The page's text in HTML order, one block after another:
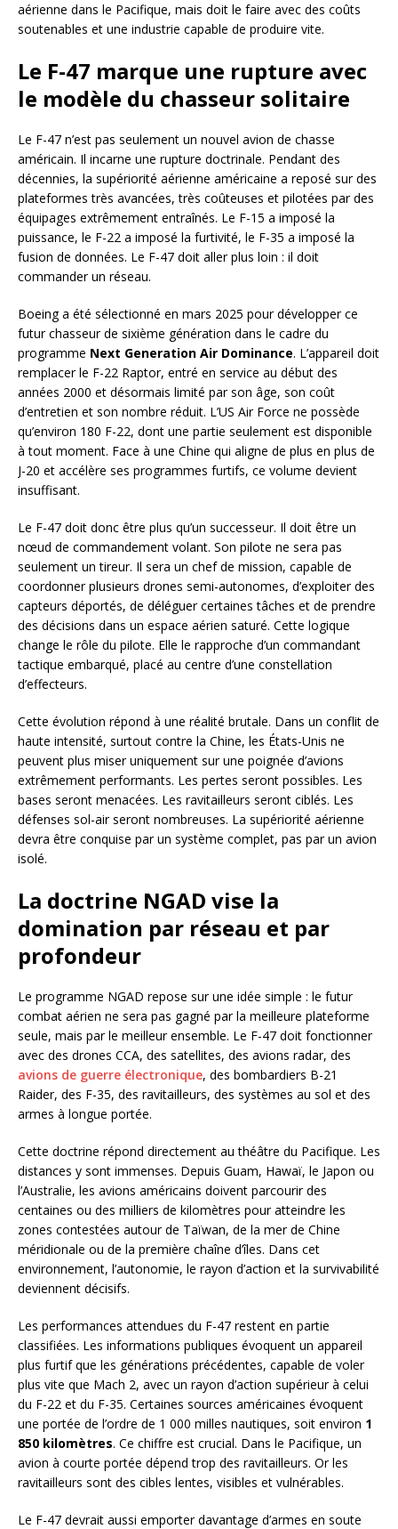
aérienne dans le Pacifique, mais doit le faire avec des coûts
soutenables et une industrie capable de produire vite.
Le F-47 marque une rupture avec
le modèle du chasseur solitaire
Le F-47 n’est pas seulement un nouvel avion de chasse
américain. Il incarne une rupture doctrinale. Pendant des
décennies, la supériorité aérienne américaine a reposé sur des
plateformes très avancées, très coûteuses et pilotées par des
équipages extrêmement entraînés. Le F-15 a imposé la
puissance, le F-22 a imposé la furtivité, le F-35 a imposé la
fusion de données. Le F-47 doit aller plus loin : il doit
commander un réseau.
Boeing a été sélectionné en mars 2025 pour développer ce
futur chasseur de sixième génération dans le cadre du
programme Next Generation Air Dominance. L’appareil doit
remplacer le F-22 Raptor, entré en service au début des
années 2000 et désormais limité par son âge, son coût
d’entretien et son nombre réduit. L’US Air Force ne possède
qu’environ 180 F-22, dont une partie seulement est disponible
à tout moment. Face à une Chine qui aligne de plus en plus de
J-20 et accélère ses programmes furtifs, ce volume devient
insuffisant.
Le F-47 doit donc être plus qu’un successeur. Il doit être un
nœud de commandement volant. Son pilote ne sera pas
seulement un tireur. Il sera un chef de mission, capable de
coordonner plusieurs drones semi-autonomes, d’exploiter des
capteurs déportés, de déléguer certaines tâches et de prendre
des décisions dans un espace aérien saturé. Cette logique
change le rôle du pilote. Elle le rapproche d’un commandant
tactique embarqué, placé au centre d’une constellation
d’effecteurs.
Cette évolution répond à une réalité brutale. Dans un conflit de
haute intensité, surtout contre la Chine, les États-Unis ne
peuvent plus miser uniquement sur une poignée d’avions
extrêmement performants. Les pertes seront possibles. Les
bases seront menacées. Les ravitailleurs seront ciblés. Les
défenses sol-air seront nombreuses. La supériorité aérienne
devra être conquise par un système complet, pas par un avion
isolé.
La doctrine NGAD vise la
domination par réseau et par
profondeur
Le programme NGAD repose sur une idée simple : le futur
combat aérien ne sera pas gagné par la meilleure plateforme
seule, mais par le meilleur ensemble. Le F-47 doit fonctionner
avec des drones CCA, des satellites, des avions radar, des
avions de guerre électronique, des bombardiers B-21
Raider, des F-35, des ravitailleurs, des systèmes au sol et des
armes à longue portée.
Cette doctrine répond directement au théâtre du Pacifique. Les
distances y sont immenses. Depuis Guam, Hawaï, le Japon ou
l’Australie, les avions américains doivent parcourir des
centaines ou des milliers de kilomètres pour atteindre les
zones contestées autour de Taïwan, de la mer de Chine
méridionale ou de la première chaîne d’îles. Dans cet
environnement, l’autonomie, le rayon d’action et la survivabilité
deviennent décisifs.
Les performances attendues du F-47 restent en partie
classifiées. Les informations publiques évoquent un appareil
plus furtif que les générations précédentes, capable de voler
plus vite que Mach 2, avec un rayon d’action supérieur à celui
du F-22 et du F-35. Certaines sources américaines évoquent
une portée de l’ordre de 1 000 milles nautiques, soit environ 1
850 kilomètres. Ce chiffre est crucial. Dans le Pacifique, un
avion à courte portée dépend trop des ravitailleurs. Or les
ravitailleurs sont des cibles lentes, visibles et vulnérables.
Le F-47 devrait aussi emporter davantage d’armes en soute